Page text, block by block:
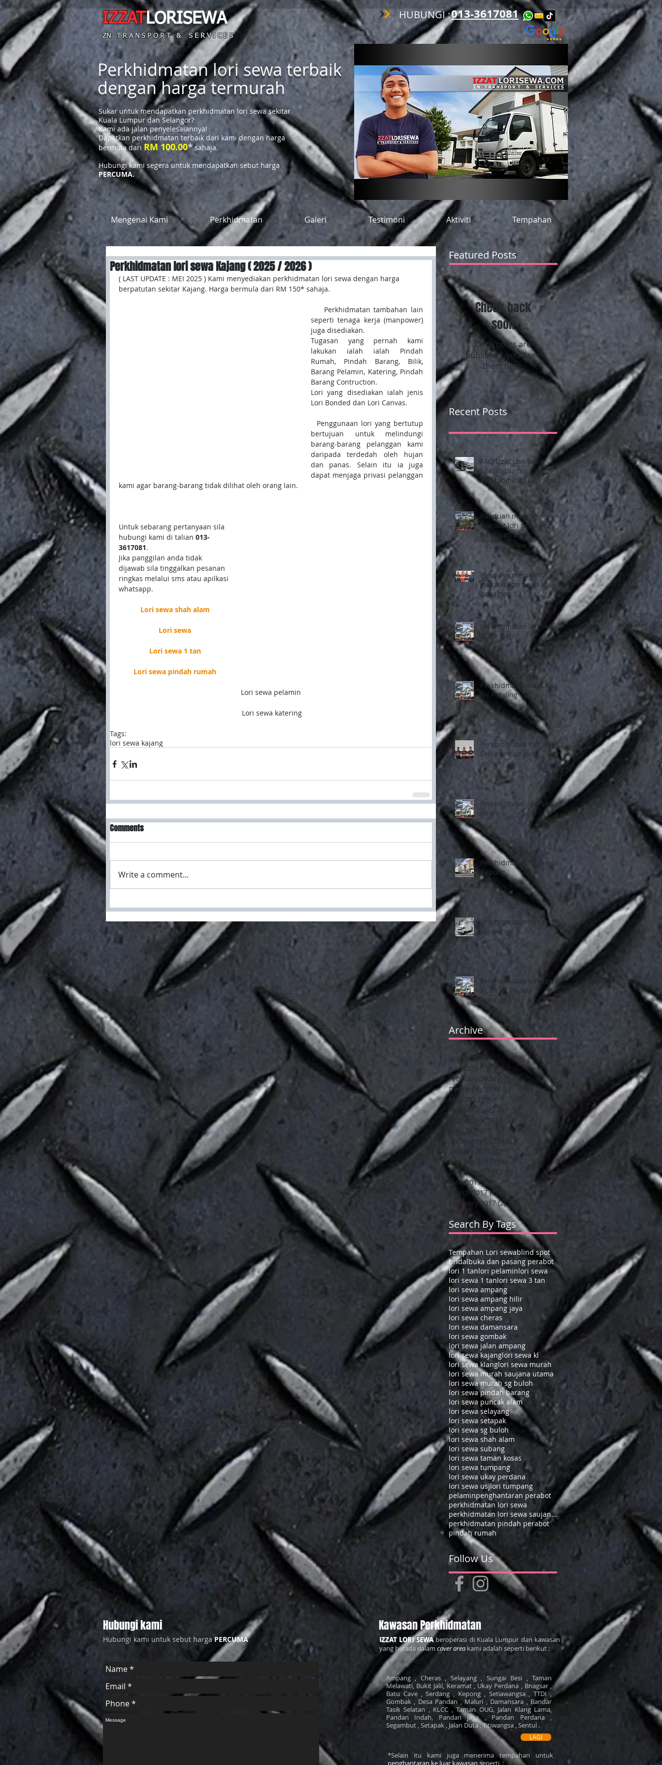
IZZATLORISEWA
ZN T R A N S P O R T & S E R V I C E S
Perkhidmatan lori sewa terbaik
dengan harga termurah
Sukar untuk mendapatkan perkhidmatan lori sewa sekitar
Kuala Lumpur dan Selangor?
Kami ada jalan penyelesaiannya!
Dapatkan perkhidmatan terbaik dari kami dengan harga
bermula dari RM 100.00*sahaja.
Hubungi kami segera untuk mendapatkan sebut harga
PERCUMA.
013-3617081
HUBUNGI :​​
Mengenai Kami Perkhidmatan Galeri Testimoni Aktiviti Tempahan
Perkhidmatan lori sewa Kajang ( 2025 / 2026 )
( LAST UPDATE : MEI 2025 ) Kami menyediakan perkhidmatan lori sewa dengan harga
berpatutan sekitar Kajang. Harga bermula dari RM 150* sahaja.
seperti tenaga kerja (manpower)
juga disediakan.
Tugasan yang pernah kami
lakukan ialah ialah Pindah
Rumah, Pindah Barang, Bilik,
Barang Pelamin, Katering, Pindah
Barang Contruction.
Lori yang disediakan ialah jenis
Lori Bonded dan Lori Canvas.
bertujuan untuk melindungi
barang-barang pelanggan kami
daripada terdedah oleh hujan
dan panas. Selain itu ia juga
dapat menjaga privasi pelanggan
kami agar barang-barang tidak dilihat oleh orang lain.
Untuk sebarang pertanyaan sila
hubungi kami di talian 013-
3617081.
Jika panggilan anda tidak
dijawab sila tinggalkan pesanan
ringkas melalui sms atau apilkasi
whatsapp.
Lori sewa shah alam
Lori sewa
Lori sewa 1 tan
Lori sewa pindah rumah
Lori sewa pelamin
Lori sewa katering
Tags:
lori sewa kajang
Comments
Write a comment...
Featured Posts
Check back
soon
Once posts are
published, you’ll see
them here.
Recent Posts
FAQ Izzat Lori Sewa -
Soalan Lazim
Perkhidmatan Lori Sewa
1 tan, Pindah Rumah di
Selangor dan Kuala
Lumpur
Panduan memilih
syarikat lori sewa (
bahagian 2 )
Panduan memlilih
syarikat Lori Sewa (
bahagian 1 )
Perkhidmatan lori sewa
KL ke Ipoh
Perkhidmatan lori sewa
Sri Petaling
Perkhidmatan lori sewa
Seri Kembangan
Perkhidmatan lori sewa
Jeram
Perkhidmatan lori sewa
Kepong
Perkhidmatan lori sewa
Selayang
Perkhidmatan lori sewa
KL ke KT ( Kuala
Terengganu )
Archive
July 2026 (1)1 post
July 2024
(2)
2 posts
February 2024
12 posts
December 2023
(2)
May 2023
(5)
February 2022
September 2021
3 posts
May 2021
December 2020
4 posts
6 posts
October 2017
(16)
September 2017
June 2017 (5)
March 2017 (7)
February 2017 (2)2 posts
Search By Tags
Tempahan Lori sewablind spot
bridalbuka dan pasang perabot
lori 1 tanlori pelaminlori sewa
lori sewa 1 tanlori sewa 3 tan
lori sewa ampang
lori sewa ampang hilir
lori sewa ampang jaya
lori sewa cheras
lori sewa damansara
lori sewa gombak
lori sewa jalan ampang
lori sewa kajanglori sewa kl
lori sewa klanglori sewa murah
lori sewa murah saujana utama
lori sewa murah sg buloh
lori sewa pindah barang
lori sewa puncak alam
lori sewa selayang
lori sewa setapak
lori sewa sg buloh
lori sewa shah alam
lori sewa subang
lori sewa taman kosas
lori sewa tumpang
lori sewa ukay perdana
lori sewa usjlori tumpang
pelaminpenghantaran perabot
perkhidmatan lori sewa
perkhidmatan lori sewa saujana utama
perkhidmatan pindah perabot
pindah rumah
Follow Us
Hubungi kami
Hubungi kami untuk sebut harga PERCUMA IZZAT LORI SEWAberoperasi di Kuala Lumpur dan kawasan
yang berada dalam cover area kami adalah seperti berikut :
Kawasan Perkhidmatan
Ampang , Cheras , Selayang , Sungai Besi , Taman
Melawati, Bukit Jalil, Keramat , Ukay Perdana , Bnagsar ,
Batu Cave , Serdang , Kepong , Setiawangsa , TTDI ,
Gombak , Desa Pandan , Maluri , Damansara , Bandar
Tasik Selatan , KLCC , Taman OUG, Jalan Klang Lama,
Pandan Indah, Pandan Jaya , Pandan Perdana ,
Segambut , Setapak , Jalan Duta , Titiwangsa , Sentul .
LAGI
*Selain itu kami juga menerima tempahan untuk
penghantaran ke luar kawasan seperti :